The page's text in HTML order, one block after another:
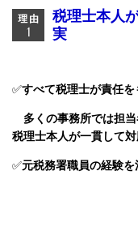
税理士本人
実
✅すべて税理士が責任を
多くの事務所では担
税理士本人が一貫して対
✅元税務署職員の経験